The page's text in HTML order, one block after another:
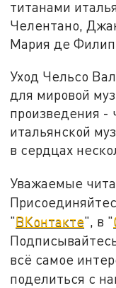
титанами
Челентано,
Мария де
Уход Чельсо
для мировой
произведения -
итальянской
в сердцах
Уважаемые
"ВКонтакте", в "
всё самое
поделиться с